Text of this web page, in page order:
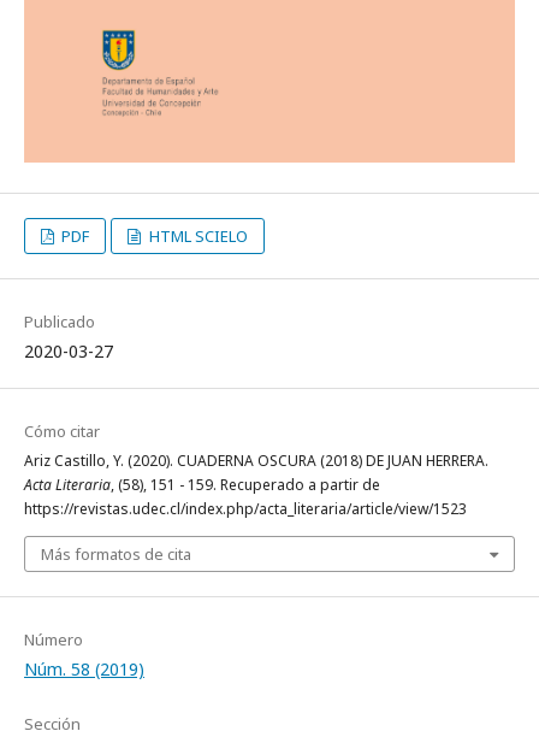
PDF HTML SCIELO
Publicado
2020-03-27
Cómo citar
Ariz Castillo, Y. (2020). CUADERNA OSCURA (2018) DE JUAN HERRERA.
Acta Literaria, (58), 151 - 159. Recuperado a partir de
https://revistas.udec.cl/index.php/acta_literaria/article/view/1523
Más formatos de cita
Número
Núm. 58 (2019)
Sección